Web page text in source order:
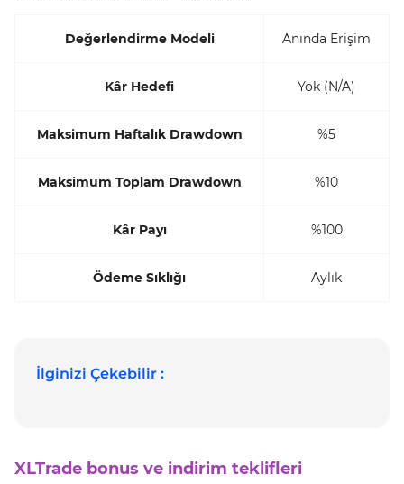
Değerlendirme Modeli Anında Erişim
Kâr Hedefi Yok (N/A)
Maksimum Haftalık Drawdown %5
Maksimum Toplam Drawdown %10
Kâr Payı %100
Ödeme Sıklığı Aylık
İlginizi Çekebilir :
XLTrade bonus ve indirim teklifleri